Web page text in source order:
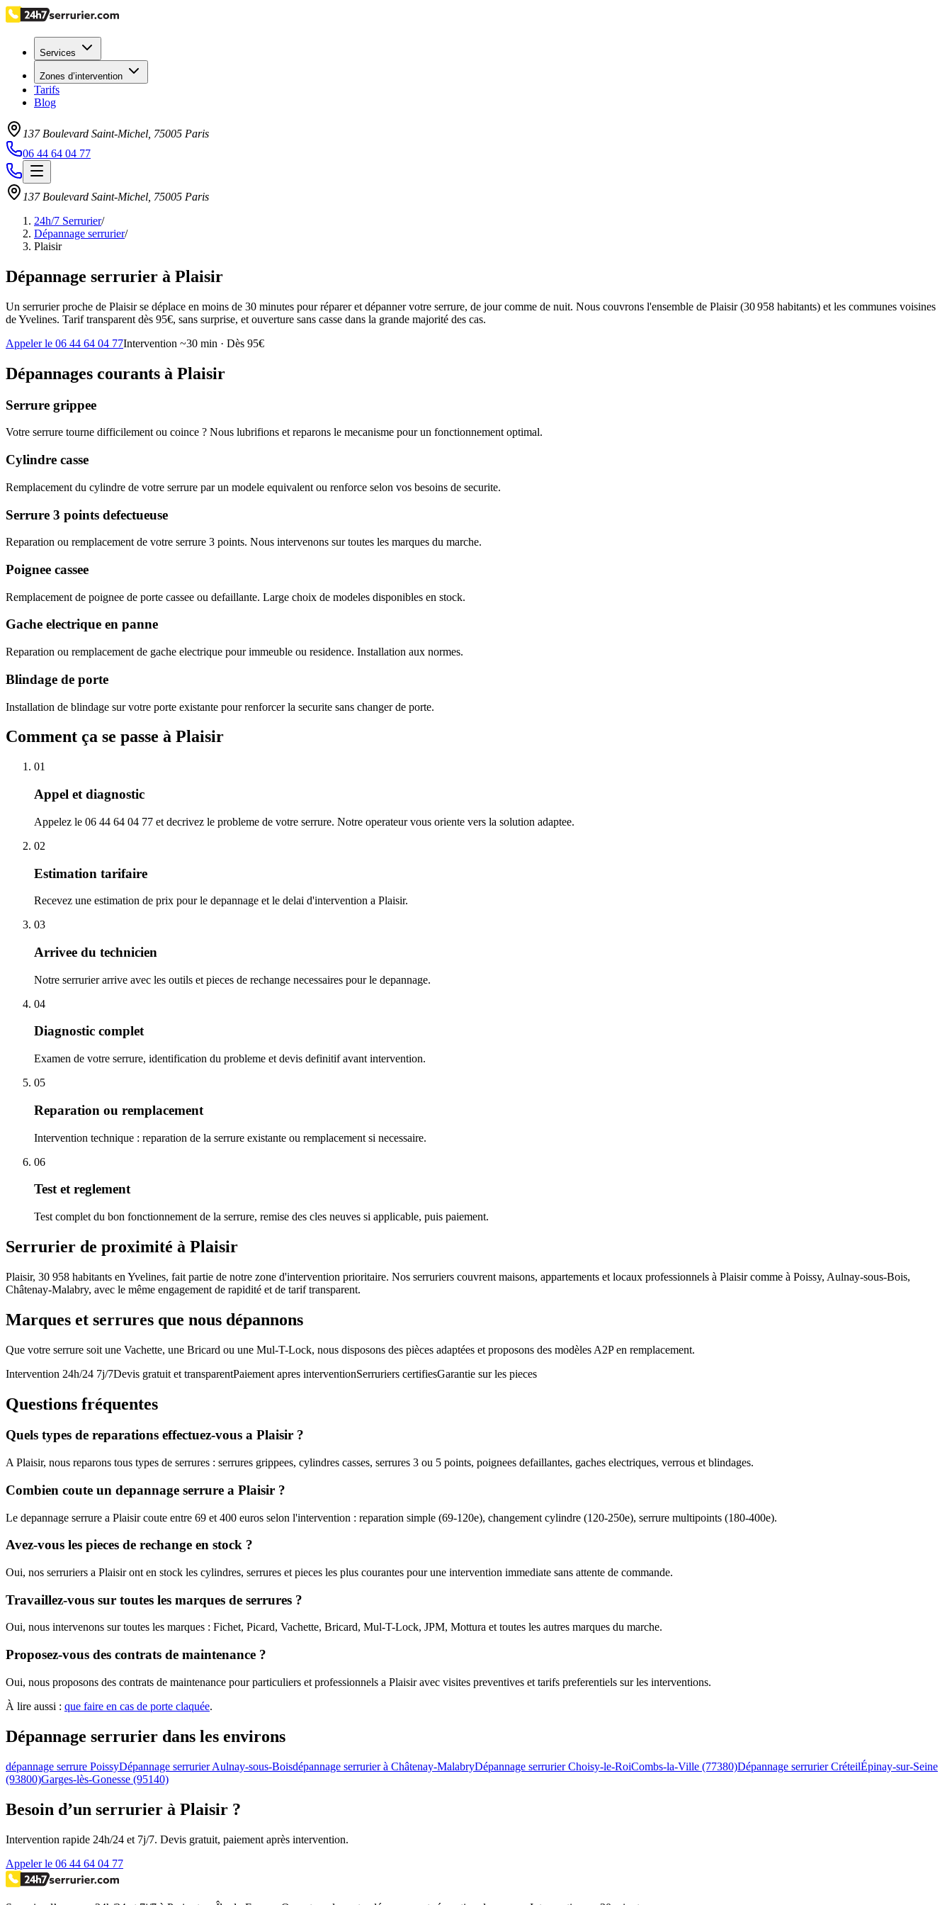
Services
Zones d’intervention
Tarifs
Blog
137 Boulevard Saint-Michel 75005 Paris
06 44 64 04 77
137 Boulevard Saint-Michel 75005 Paris
24h/7 Serrurier/
Dépannage serrurier/
Plaisir
Dépannage serrurier à Plaisir
Un serrurier proche de Plaisir se déplace en moins de 30 minutes pour réparer et dépanner votre serrure, de jour comme de nuit. Nous couvrons l'ensemble de Plaisir (30 958 habitants) et les communes voisines
de Yvelines. Tarif transparent dès 95€, sans surprise, et ouverture sans casse dans la grande majorité des cas.
Appeler le 06 44 64 04 77Intervention ~30 min · Dès 95€
Dépannages courants à Plaisir
Serrure grippee
Votre serrure tourne difficilement ou coince ? Nous lubrifions et reparons le mecanisme pour un fonctionnement optimal.
Cylindre casse
Remplacement du cylindre de votre serrure par un modele equivalent ou renforce selon vos besoins de securite.
Serrure 3 points defectueuse
Reparation ou remplacement de votre serrure 3 points. Nous intervenons sur toutes les marques du marche.
Poignee cassee
Remplacement de poignee de porte cassee ou defaillante. Large choix de modeles disponibles en stock.
Gache electrique en panne
Reparation ou remplacement de gache electrique pour immeuble ou residence. Installation aux normes.
Blindage de porte
Installation de blindage sur votre porte existante pour renforcer la securite sans changer de porte.
Comment ça se passe à Plaisir
01
Appel et diagnostic
Appelez le 06 44 64 04 77 et decrivez le probleme de votre serrure. Notre operateur vous oriente vers la solution adaptee.
02
Estimation tarifaire
Recevez une estimation de prix pour le depannage et le delai d'intervention a Plaisir.
03
Arrivee du technicien
Notre serrurier arrive avec les outils et pieces de rechange necessaires pour le depannage.
04
Diagnostic complet
Examen de votre serrure, identification du probleme et devis definitif avant intervention.
05
Reparation ou remplacement
Intervention technique : reparation de la serrure existante ou remplacement si necessaire.
06
Test et reglement
Test complet du bon fonctionnement de la serrure, remise des cles neuves si applicable, puis paiement.
Serrurier de proximité à Plaisir
Plaisir, 30 958 habitants en Yvelines, fait partie de notre zone d'intervention prioritaire. Nos serruriers couvrent maisons, appartements et locaux professionnels à Plaisir comme à Poissy, Aulnay-sous-Bois,
Châtenay-Malabry, avec le même engagement de rapidité et de tarif transparent.
Marques et serrures que nous dépannons
Que votre serrure soit une Vachette, une Bricard ou une Mul-T-Lock, nous disposons des pièces adaptées et proposons des modèles A2P en remplacement.
Intervention 24h/24 7j/7Devis gratuit et transparentPaiement apres interventionSerruriers certifiesGarantie sur les pieces
Questions fréquentes
Quels types de reparations effectuez-vous a Plaisir ?
A Plaisir, nous reparons tous types de serrures : serrures grippees, cylindres casses, serrures 3 ou 5 points, poignees defaillantes, gaches electriques, verrous et blindages.
Combien coute un depannage serrure a Plaisir ?
Le depannage serrure a Plaisir coute entre 69 et 400 euros selon l'intervention : reparation simple (69-120e), changement cylindre (120-250e), serrure multipoints (180-400e).
Avez-vous les pieces de rechange en stock ?
Oui, nos serruriers a Plaisir ont en stock les cylindres, serrures et pieces les plus courantes pour une intervention immediate sans attente de commande.
Travaillez-vous sur toutes les marques de serrures ?
Oui, nous intervenons sur toutes les marques : Fichet, Picard, Vachette, Bricard, Mul-T-Lock, JPM, Mottura et toutes les autres marques du marche.
Proposez-vous des contrats de maintenance ?
Oui, nous proposons des contrats de maintenance pour particuliers et professionnels a Plaisir avec visites preventives et tarifs preferentiels sur les interventions.
À lire aussi : que faire en cas de porte claquée.
Dépannage serrurier dans les environs
dépannage serrure PoissyDépannage serrurier Aulnay-sous-Boisdépannage serrurier à Châtenay-MalabryDépannage serrurier Choisy-le-RoiCombs-la-Ville (77380)Dépannage serrurier CréteilÉpinay-sur-Seine
(93800)Garges-lès-Gonesse (95140)
Besoin d’un serrurier à Plaisir ?
Intervention rapide 24h/24 et 7j/7. Devis gratuit, paiement après intervention.
Appeler le 06 44 64 04 77